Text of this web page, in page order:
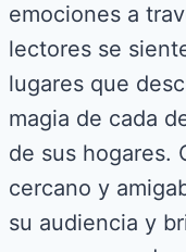
emociones a
lectores se
lugares que
magia de cada
de sus hogares.
cercano y
su audiencia y